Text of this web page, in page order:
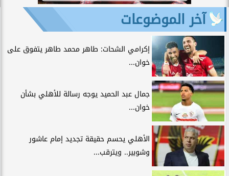
آخر الموضوعات
إكرامي الشحات: طاهر محمد طاهر يتفوق على
خوان...
جمال عبد الحميد يوجه رسالة للأهلي بشأن
خوان...
الأهلي يحسم حقيقة تجديد إمام عاشور
وشوبير.. ويترقب...